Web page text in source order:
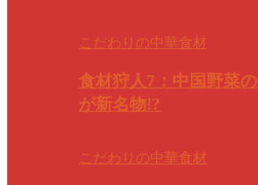
こだわりの中華食材
食材狩人7：中国野菜
が新名物!?
こだわりの中華食材